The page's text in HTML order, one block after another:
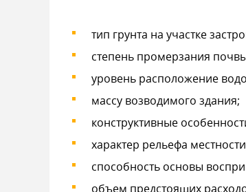
тип грунта на участке
степень промерзания
уровень расположение
массу возводимого здания;
конструктивные
характер рельефа
способность основы
объем предстоящих